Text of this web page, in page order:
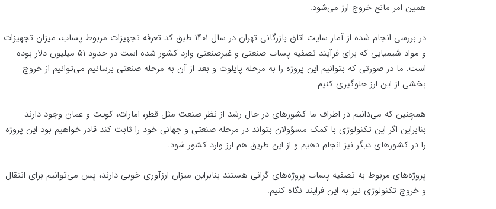
همین امر مانع خروج ارز می‌شود.
در بررسی‌ انجام شده از آمار سایت اتاق بازرگانی تهران در سال ۱۴۰۱ طبق کد تعرفه تجهیزات مربوط پساب، میزان تجهیزات
و مواد شیمیایی که برای فرآیند تصفیه پساب صنعتی و غیر‌صنعتی وارد کشور شده است در حدود ۵۱ میلیون دلار بوده
است. ما در صورتی که بتوانیم این پروژه را به مرحله پایلوت و بعد از آن به مرحله صنعتی برسانیم می‌توانیم از خروج
بخشی از این ارز جلوگیری کنیم.
همچنین که می‌دانیم در اطراف ما کشور‌های در حال رشد از نظر صنعت مثل قطر، امارات، کویت و عمان وجود دارند
بنابر‌این اگر این تکنولوژی با کمک مسؤولان بتواند در مرحله صنعتی و جهانی خود را ثابت کند قادر خواهیم بود این پروژه
را در کشور‌های دیگر نیز انجام دهیم و از این طریق هم ارز وارد کشور شود.
پروژه‌های مربوط به تصفیه پساب پروژه‌های گرانی هستند بنابر‌این میزان ارز‌آوری خوبی دارند، پس می‌توانیم برای انتقال
و خروج تکنولوژی نیز به این فرایند نگاه کنیم.